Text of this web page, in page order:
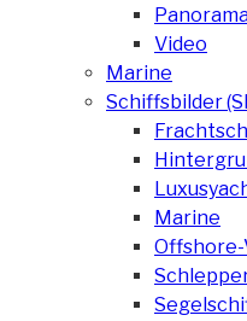
Video
Marine
Schiffsbilder
Marine